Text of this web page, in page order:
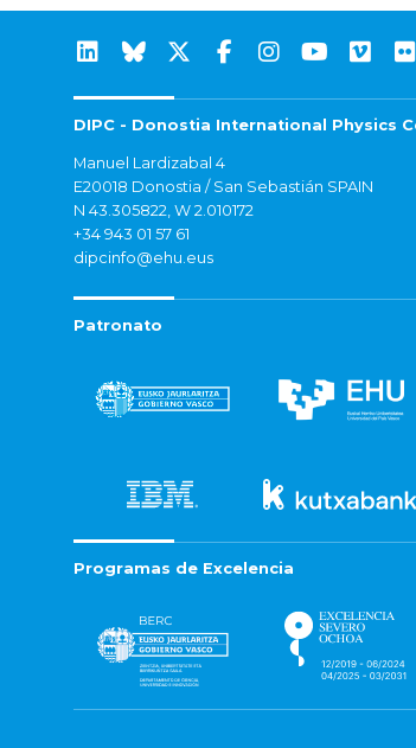
DIPC - Donostia International Physics
Manuel Lardizabal 4
E20018 Donostia / San Sebastián SPAIN
N 43.305822, W 2.010172
+34 943 01 57 61
dipcinfo@ehu.eus
Patronato
Programas de Excelencia